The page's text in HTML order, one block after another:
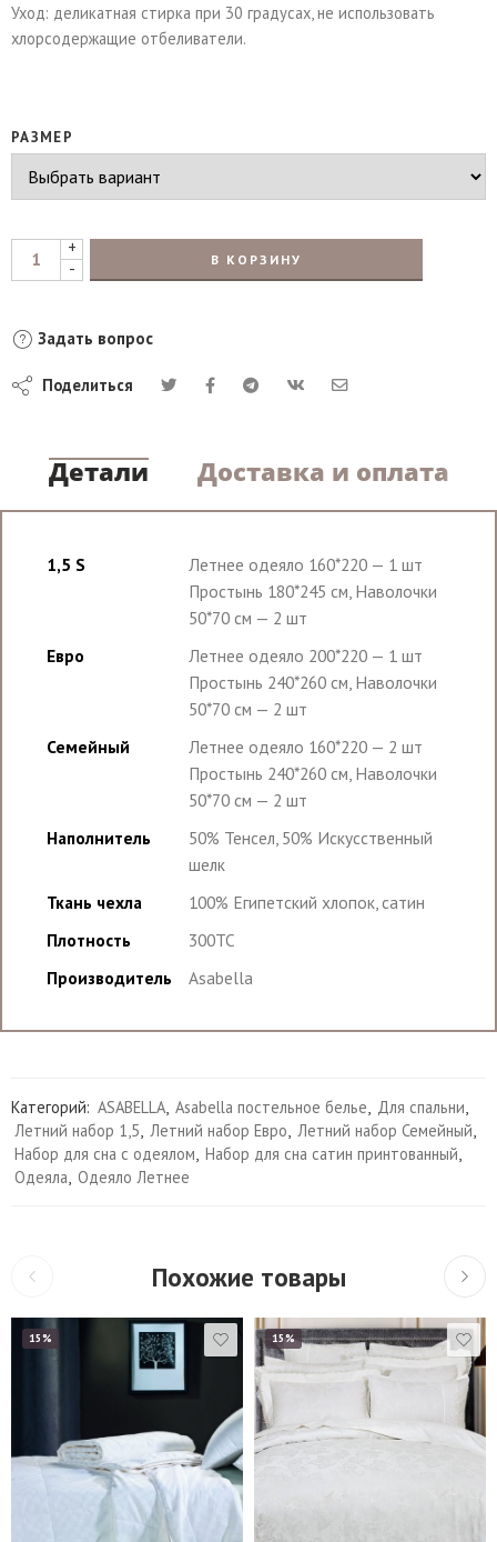
Уход: деликатная стирка при 30 градусах, не использовать
хлорсодержащие отбеливатели.
РАЗМЕР
+
-
В КОРЗИНУ
Задать вопрос
Поделиться
Детали Доставка и оплата
1,5 S
Летнее одеяло 160*220 — 1 шт
Простынь 180*245 см, Наволочки
50*70 см — 2 шт
Евро
Летнее одеяло 200*220 — 1 шт
Простынь 240*260 см, Наволочки
50*70 см — 2 шт
Семейный
Летнее одеяло 160*220 — 2 шт
Простынь 240*260 см, Наволочки
50*70 см — 2 шт
Наполнитель
50% Тенсел, 50% Искусственный
шелк
Ткань чехла
100% Египетский хлопок, сатин
Плотность
300TC
Производитель
Asabella
Категорий: ASABELLA, Asabella постельное белье, Для спальни,
Летний набор 1,5, Летний набор Евро, Летний набор Семейный,
Набор для сна с одеялом, Набор для сна сатин принтованный,
Одеяла, Одеяло Летнее
Похожие товары
15%
145*205 см
155*215 см
15%